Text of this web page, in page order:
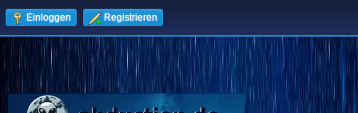
Einloggen Registrieren